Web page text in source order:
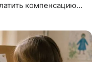
компенсацию